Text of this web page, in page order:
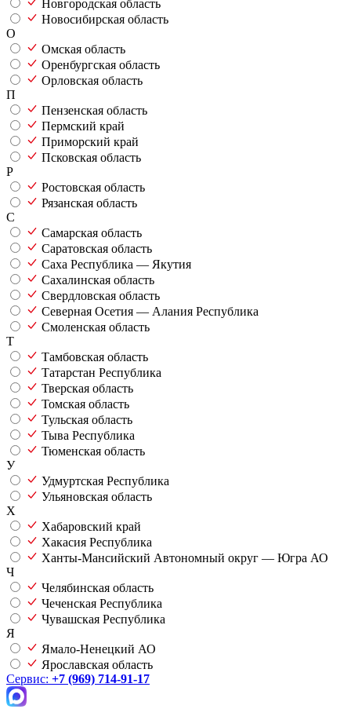
Новгородская область
Новосибирская область
О
Омская область
Оренбургская область
Орловская область
П
Пензенская область
Пермский край
Приморский край
Псковская область
Р
Ростовская область
Рязанская область
С
Самарская область
Саратовская область
Саха Республика — Якутия
Сахалинская область
Свердловская область
Северная Осетия — Алания Республика
Смоленская область
Т
Тамбовская область
Татарстан Республика
Тверская область
Томская область
Тульская область
Тыва Республика
Тюменская область
У
Удмуртская Республика
Ульяновская область
Х
Хабаровский край
Хакасия Республика
Ханты-Мансийский Автономный округ — Югра АО
Ч
Челябинская область
Чеченская Республика
Чувашская Республика
Я
Ямало-Ненецкий АО
Ярославская область
Сервис: +7 (969) 714-91-17